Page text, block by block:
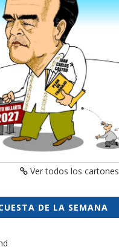
Ver todos los cartones
DE LA SEMANA